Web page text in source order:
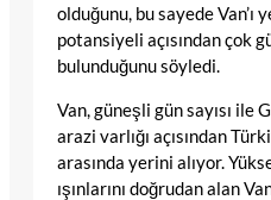
olduğunu, bu sayede
potansiyeli açısından çok
bulunduğunu söyledi.
Van, güneşli gün sayısı ile
arazi varlığı açısından
arasında yerini alıyor.
ışınlarını doğrudan alan